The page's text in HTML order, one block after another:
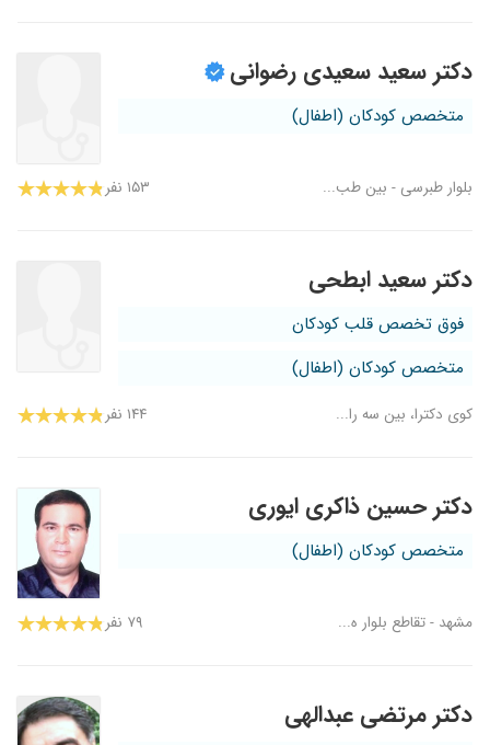
دکتر سعید سعیدی رضوانی
متخصص کودکان (اطفال)
بلوار طبرسی - بین طب... ۱۵۳ نفر
دکتر سعید ابطحی
فوق تخصص قلب کودکان
متخصص کودکان (اطفال)
کوی دکترا، بین سه را... ۱۴۴ نفر
دکتر حسین ذاکری ایوری
متخصص کودکان (اطفال)
مشهد - تقاطع بلوار ه... ۷۹ نفر
دکتر مرتضی عبدالهی